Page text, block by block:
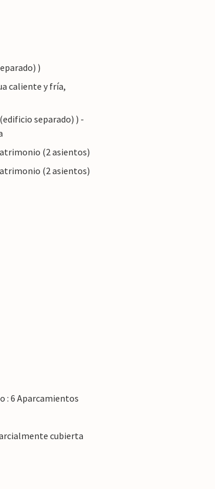
)
caliente y fría,
separado) ) -
(2 asientos)
(2 asientos)
: 6 Aparcamientos
cubierta